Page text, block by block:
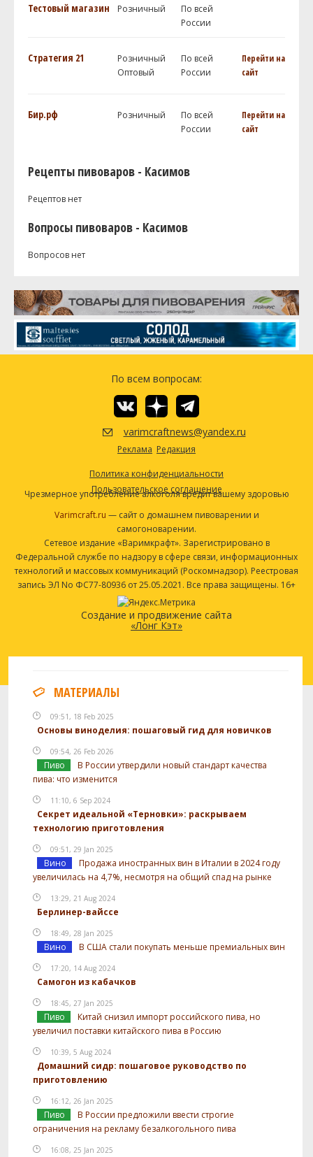
Тестовый магазин Розничный
По всей
России
Стратегия 21
Розничный
Оптовый
По всей
России
Перейти на
сайт
Бир.рф Розничный
По всей
России
Перейти на
сайт
Рецепты пивоваров - Касимов
Рецептов нет
Вопросы пивоваров - Касимов
Вопросов нет
По всем вопросам:
varimcraftnews@yandex.ru
Реклама Редакция
Политика конфиденциальности
Пользовательское соглашение
Чрезмерное употребление алкоголя вредит вашему здоровью
Varimcraft.ru — сайт о домашнем пивоварении и
самогоноварении.
Сетевое издание «Варимкрафт». Зарегистрировано в
Федеральной службе по надзору в сфере связи, информационных
технологий и массовых коммуникаций (Роскомнадзор). Реестровая
запись ЭЛ No ФС77-80936 от 25.05.2021. Все права защищены. 16+
Создание и продвижение сайта
«Лонг Кэт»
МАТЕРИАЛЫ
09:51, 18 Feb 2025
Основы виноделия: пошаговый гид для новичков
09:54, 26 Feb 2026
Пиво
В России утвердили новый стандарт качества
пива: что изменится
11:10, 6 Sep 2024
Секрет идеальной «Терновки»: раскрываем
технологию приготовления
09:51, 29 Jan 2025
Вино
Продажа иностранных вин в Италии в 2024 году
увеличилась на 4,7%, несмотря на общий спад на рынке
13:29, 21 Aug 2024
Берлинер-вайссе
18:49, 28 Jan 2025
Вино В США стали покупать меньше премиальных вин
17:20, 14 Aug 2024
Самогон из кабачков
18:45, 27 Jan 2025
Пиво
Китай снизил импорт российского пива, но
увеличил поставки китайского пива в Россию
10:39, 5 Aug 2024
Домашний сидр: пошаговое руководство по
приготовлению
16:12, 26 Jan 2025
Пиво
В России предложили ввести строгие
ограничения на рекламу безалкогольного пива
16:08, 25 Jan 2025